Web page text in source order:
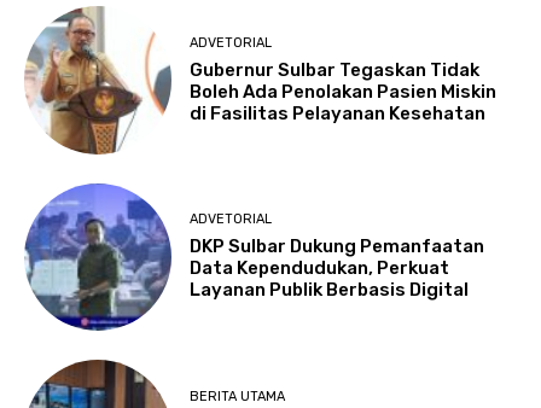
ADVETORIAL
Gubernur Sulbar Tegaskan Tidak
Boleh Ada Penolakan Pasien Miskin
di Fasilitas Pelayanan Kesehatan
ADVETORIAL
DKP Sulbar Dukung Pemanfaatan
Data Kependudukan, Perkuat
Layanan Publik Berbasis Digital
BERITA UTAMA